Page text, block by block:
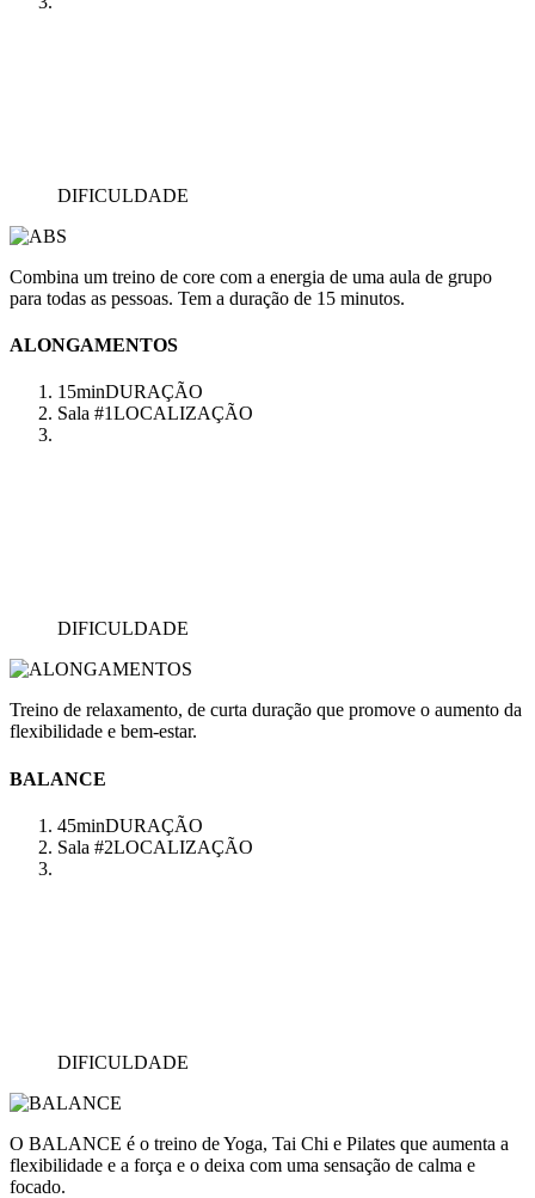
DIFICULDADE
Combina um treino de core com a energia de uma aula de grupo
para todas as pessoas. Tem a duração de 15 minutos.
ALONGAMENTOS
15minDURAÇÃO
Sala #1LOCALIZAÇÃO
DIFICULDADE
Treino de relaxamento, de curta duração que promove o aumento da
flexibilidade e bem-estar.
BALANCE
45minDURAÇÃO
Sala #2LOCALIZAÇÃO
DIFICULDADE
O BALANCE é o treino de Yoga, Tai Chi e Pilates que aumenta a
flexibilidade e a força e o deixa com uma sensação de calma e
focado.